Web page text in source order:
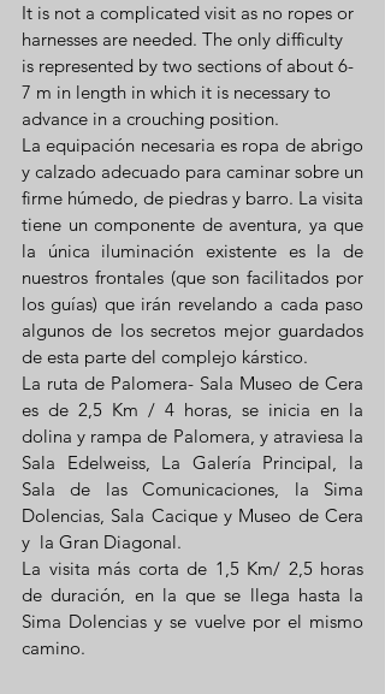
It is not a complicated visit as no ropes or
harnesses are needed. The only difficulty
is represented by two sections of about 6-
7 m in length in which it is necessary to
advance in a crouching position.
La equipación necesaria es ropa de abrigo
y calzado adecuado para caminar sobre un
firme húmedo, de piedras y barro. La visita
tiene un componente de aventura, ya que
la única iluminación existente es la de
nuestros frontales (que son facilitados por
los guías) que irán revelando a cada paso
algunos de los secretos mejor guardados
de esta parte del complejo kárstico.
La ruta de Palomera- Sala Museo de Cera
es de 2,5 Km / 4 horas, se inicia en la
dolina y rampa de Palomera, y atraviesa la
Sala Edelweiss, La Galería Principal, la
Sala de las Comunicaciones, la Sima
Dolencias, Sala Cacique y Museo de Cera
y  la Gran Diagonal.
La visita más corta de 1,5 Km/ 2,5 horas
de duración, en la que se llega hasta la
Sima Dolencias y se vuelve por el mismo
camino.